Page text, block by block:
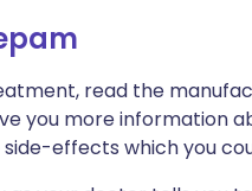
read the
you more information
effects which you